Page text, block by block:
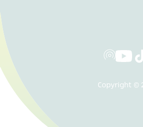
Copyright ©